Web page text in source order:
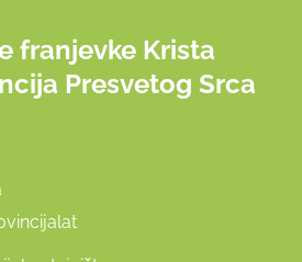
franjevke Krista
Presvetog Srca